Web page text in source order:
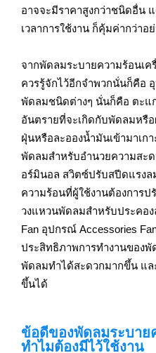
อาจจะมีราคาสูงกว่าชนิดอื่น
เวลาการใช้งาน ก็คุ้มค่ากว่าอ
จากพัดลมระบายความร้อนเ
ควรรู้จักไว้อีกจำพวกนั่นก็คือ
พัดลมชนิดต่างๆ นั่นก็คือ ตะแ
อันตรายที่จะเกิดกับพัดลมหรื
ฝุ่นหรือละอองน้ำมันเข้ามาเก
พัดลมสำหรับอำนวยความสะ
อร์มินอล สวิตซ์ปรับสปีดแรง
ความร้อนที่ผู้ใช้งานต้องการ
วงแหวนพัดลมสำหรับประคอ
Fan อุปกรณ์ Accessories
ประสิทธิภาพการทำงานของ
พัดลมทำได้สะดวกมากขึ้น แล
ขึ้นได้
ข้อดีของพัดลมระบาย
ทำไมต้องมีไว้ใช้งาน